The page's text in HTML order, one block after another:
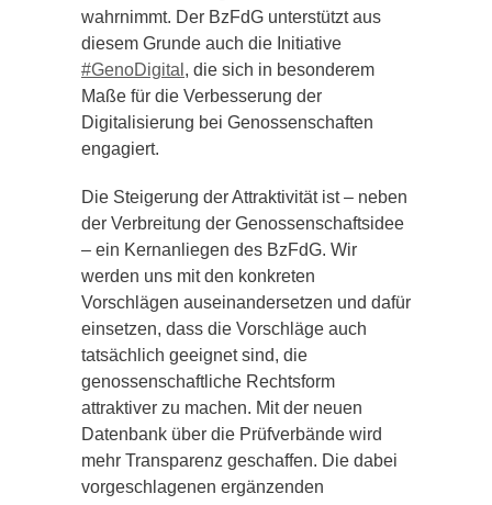
wahrnimmt. Der BzFdG unterstützt aus
diesem Grunde auch die Initiative
#GenoDigital , die sich in besonderem
Maße für die Verbesserung der
Digitalisierung bei Genossenschaften
engagiert.
Die Steigerung der Attraktivität ist – neben
der Verbreitung der Genossenschaftsidee
– ein Kernanliegen des BzFdG. Wir
werden uns mit den konkreten
Vorschlägen auseinandersetzen und dafür
einsetzen, dass die Vorschläge auch
tatsächlich geeignet sind, die
genossenschaftliche Rechtsform
attraktiver zu machen. Mit der neuen
Datenbank über die Prüfverbände wird
mehr Transparenz geschaffen. Die dabei
vorgeschlagenen ergänzenden